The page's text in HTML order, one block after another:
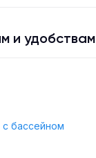
и удобствам
бассейном